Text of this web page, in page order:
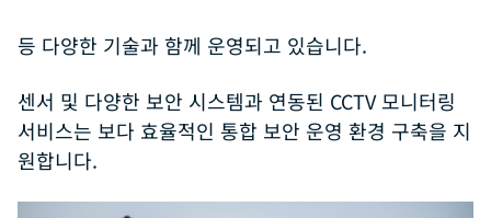
등 다양한 기술과 함께 운영되고 있습니다.
센서 및 다양한 보안 시스템과 연동된 CCTV 모니터링
서비스는 보다 효율적인 통합 보안 운영 환경 구축을 지
원합니다.